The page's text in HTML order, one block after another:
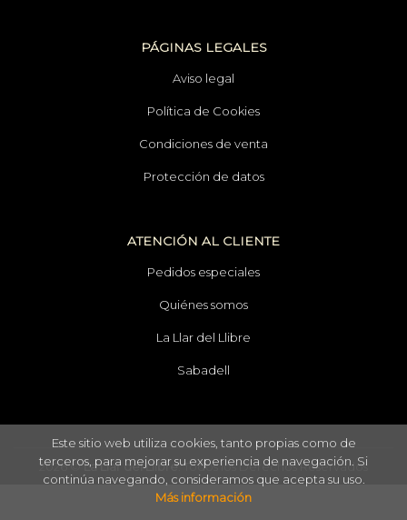
PÁGINAS LEGALES
Aviso legal
Política de Cookies
Condiciones de venta
Protección de datos
ATENCIÓN AL CLIENTE
Pedidos especiales
Quiénes somos
La Llar del Llibre
Sabadell
2026 ©La Llar del Llibre. Todos los Derechos Reservados
Este sitio web utiliza cookies, tanto propias como de
terceros, para mejorar su experiencia de navegación. Si
continúa navegando, consideramos que acepta su uso.
Más información